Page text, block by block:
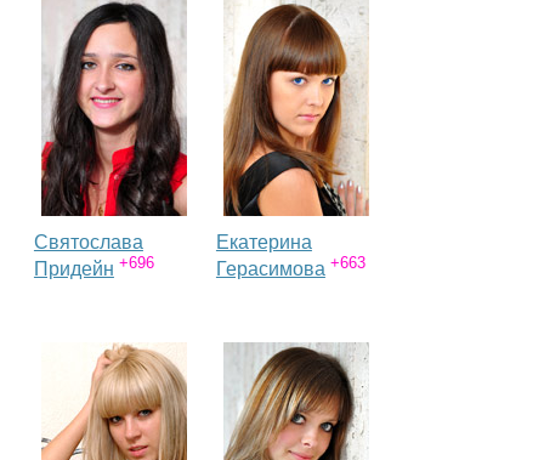
Святослава
Придейн +696
Екатерина
Герасимова +663